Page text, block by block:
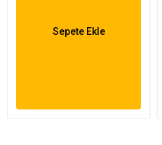
Sepete Ekle